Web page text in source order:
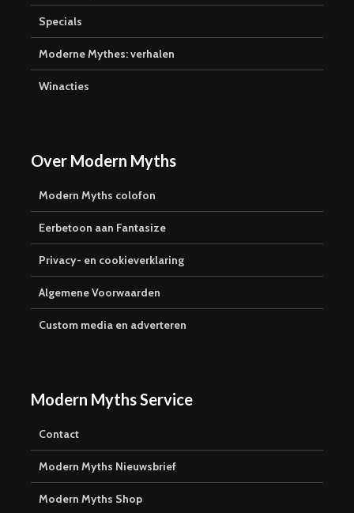
Specials
Moderne Mythes: verhalen
Winacties
Over Modern Myths
Modern Myths colofon
Eerbetoon aan Fantasize
Privacy- en cookieverklaring
Algemene Voorwaarden
Custom media en adverteren
Modern Myths Service
Contact
Modern Myths Nieuwsbrief
Modern Myths Shop